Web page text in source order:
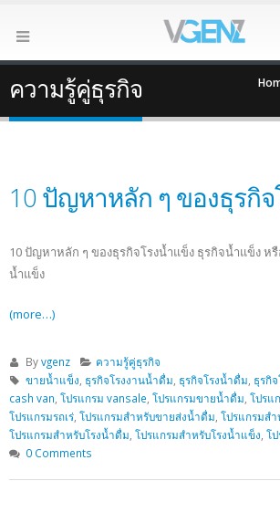
ความรู้คู่ธุรกิจ
10 ปัญหาหลัก ๆ ของธุรกิ
10 ปัญหาหลัก ๆ ของธุรกิจโรงน้ำแข็ง ธุรกิจน้ำแข็ง ห
น้ำแข็ง
(more…)
Byvgenz
ความรู้คู่ธุรกิจ
ขายน้ำแข็ง ธุรกิจโรงงานน้ำดื่ม ธุรกิจโรงน้ำดื่ม ธุรกิ
cash van โปรแกรม vansale โปรแกรมขายน้ำดื่ม โปรแ
โปรแกรมรถเร่ โปรแกรมสำหรับขายส่งน้ำดื่ม โปรแกรมส
โปรแกรมสำหรับโรงน้ำดื่ม โปรแกรมสำหรับโรงน้ำแข็ง โ
0 Comments